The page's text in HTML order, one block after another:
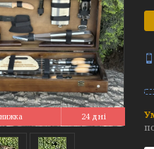
24 дні